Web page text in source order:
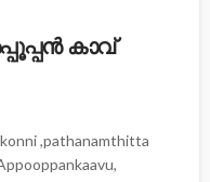
കാവ്‌
,pathanamthitta